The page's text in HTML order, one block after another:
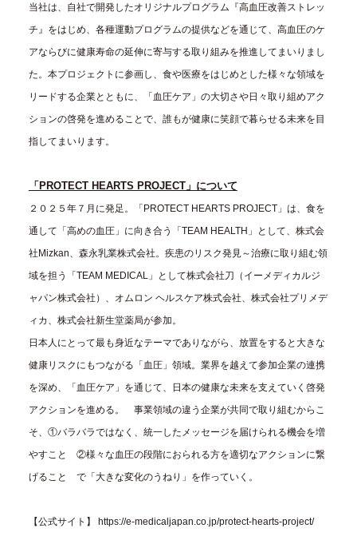
当社は、自社で開発したオリジナルプログラム『高血圧改善ストレッ
チ』をはじめ、各種運動プログラムの提供などを通じて、高血圧のケ
アならびに健康寿命の延伸に寄与する取り組みを推進してまいりまし
た。本プロジェクトに参画し、食や医療をはじめとした様々な領域を
リードする企業とともに、「血圧ケア」の大切さや日々取り組めアク
ションの啓発を進めることで、誰もが健康に笑顔で暮らせる未来を目
指してまいります。
「PROTECT HEARTS PROJECT」について
２０２５年７月に発足。「PROTECT HEARTS PROJECT」は、食を
通して「高めの血圧」に向き合う「TEAM HEALTH」として、株式会
社Mizkan、森永乳業株式会社。疾患のリスク発見～治療に取り組む領
域を担う「TEAM MEDICAL」として株式会社刀（イーメディカルジ
ャパン株式会社）、オムロン ヘルスケア株式会社、株式会社プリメデ
ィカ、株式会社新生堂薬局が参加。
日本人にとって最も身近なテーマでありながら、放置をすると大きな
健康リスクにもつながる「血圧」領域。業界を越えて参加企業の連携
を深め、「血圧ケア」を通じて、日本の健康な未来を支えていく啓発
アクションを進める。 事業領域の違う企業が共同で取り組むからこ
そ、①バラバラではなく、統一したメッセージを届けられる機会を増
やすこと ②様々な血圧の段階におられる方を適切なアクションに繋
げること で「大きな変化のうねり」を作っていく。
【公式サイト】 https://e-medicaljapan.co.jp/protect-hearts-project/